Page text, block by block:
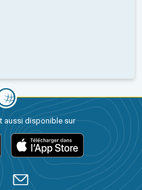
aussi disponible sur